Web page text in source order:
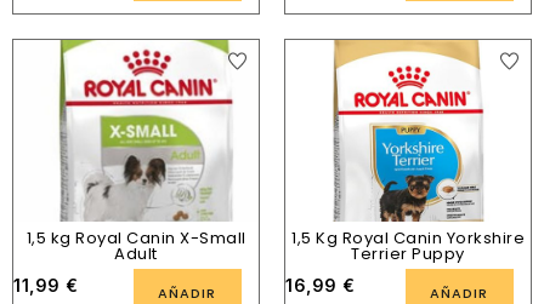
1,5 kg Royal Canin X-Small
Adult
11,99 € AÑADIR
1,5 Kg Royal Canin Yorkshire
Terrier Puppy
16,99 € AÑADIR